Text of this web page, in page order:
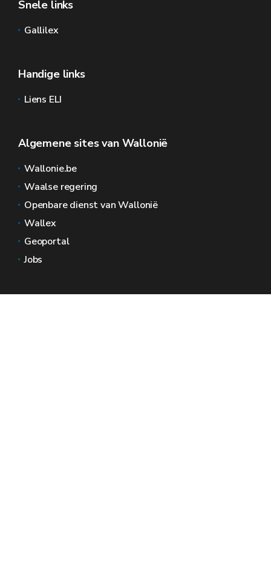
Snele links
Gallilex
Handige links
Liens ELI
Algemene sites van Wallonië
Wallonie.be
Waalse regering
Openbare dienst van Wallonië
Wallex
Geoportal
Jobs